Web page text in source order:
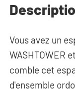
Vous avez un
WASHTOWER
comble cet
d'ensemble